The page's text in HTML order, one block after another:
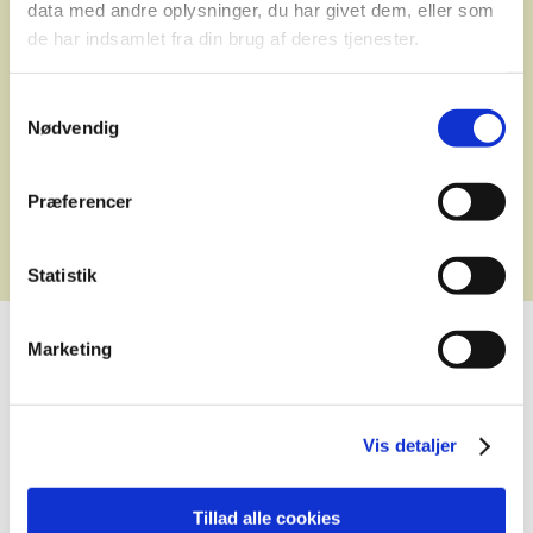
data med andre oplysninger, du har givet dem, eller som
de har indsamlet fra din brug af deres tjenester.
Nødvendig
Præferencer
Statistik
Marketing
Vis detaljer
Tillad alle cookies
Haltrup Hede er et åbent hedeareal, på i alt 60 hektar
beliggende lidt syd for Ansager. Her ses spredte